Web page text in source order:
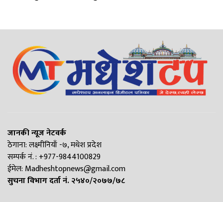
जानकी न्यूज नेटवर्क
ठेगाना: लक्ष्मीनियाँ -७, मधेश प्रदेश
सम्पर्क नं. : +977-9844100829
ईमेल: Madheshtopnews@gmail.com
सुचना विभाग दर्ता नं. २५४०/२०७७/७८